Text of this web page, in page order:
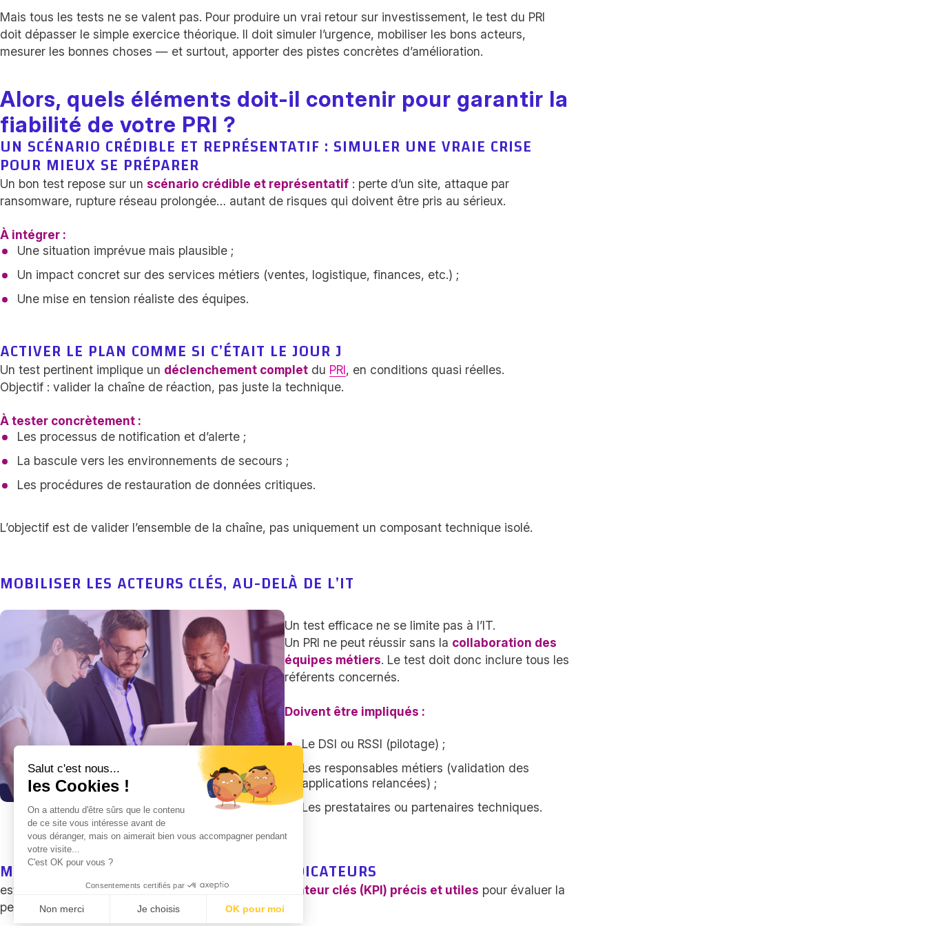
Salut c'est nous...
les Cookies !
On a attendu d'être sûrs que le contenu
de ce site vous intéresse avant de
vous déranger, mais on aimerait bien vous accompagner pendant
votre visite...
C'est OK pour vous ?
Consentements certifiés par
Non merci Je choisis OK pour moi
Mais tous les tests ne se valent pas. Pour produire un vrai retour sur investissement, le test du PRI
doit dépasser le simple exercice théorique. Il doit simuler l’urgence, mobiliser les bons acteurs,
mesurer les bonnes choses — et surtout, apporter des pistes concrètes d’amélioration.
Alors, quels éléments doit-il contenir pour garantir la
fiabilité de votre PRI ?
UN SCÉNARIO CRÉDIBLE ET REPRÉSENTATIF : SIMULER UNE VRAIE CRISE
POUR MIEUX SE PRÉPARER
Un bon test repose sur un scénario crédible et représentatif : perte d’un site, attaque par
ransomware, rupture réseau prolongée… autant de risques qui doivent être pris au sérieux.
À intégrer :
Une situation imprévue mais plausible ;
Un impact concret sur des services métiers (ventes, logistique, finances, etc.) ;
Une mise en tension réaliste des équipes.
ACTIVER LE PLAN COMME SI C’ÉTAIT LE JOUR J
Un test pertinent implique un déclenchement complet du PRI, en conditions quasi réelles.
Objectif : valider la chaîne de réaction, pas juste la technique.
À tester concrètement :
Les processus de notification et d’alerte ;
La bascule vers les environnements de secours ;
Les procédures de restauration de données critiques.
L’objectif est de valider l’ensemble de la chaîne, pas uniquement un composant technique isolé.
MOBILISER LES ACTEURS CLÉS, AU-DELÀ DE L’IT
Un test efficace ne se limite pas à l’IT.
Un PRI ne peut réussir sans la collaboration des
équipes métiers. Le test doit donc inclure tous les
référents concernés.
Doivent être impliqués :
Le DSI ou RSSI (pilotage) ;
Les responsables métiers (validation des
applications relancées) ;
Les prestataires ou partenaires techniques.
MESURER POUR AJUSTER : LES BONS INDICATEURS
ester sans mesurer n’a aucun intérêt. Il faut des indicateur clés (KPI) précis et utiles pour évaluer la
performance du plan.